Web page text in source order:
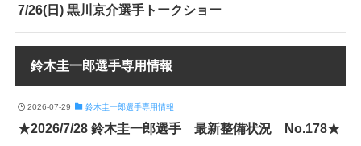
7/26(日) 黒川京介選手トークショー
鈴木圭一郎選手専用情報
2026-07-29 鈴木圭一郎選手専用情報
★2026/7/28 鈴木圭一郎選手 最新整備状況 No.178★